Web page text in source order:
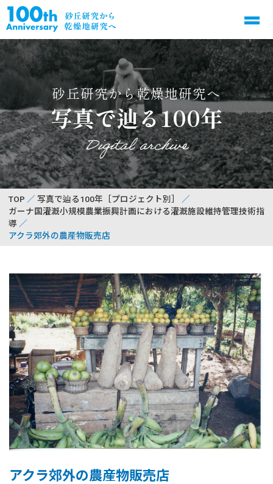
砂丘研究から乾燥地研究へ
写真で辿る100年
Digital archive
TOP
写真で辿る100年［プロジェクト別］
ガーナ国灌漑小規模農業振興計画における灌漑施設維持管理技術指
導
アクラ郊外の農産物販売店
アクラ郊外の農産物販売店